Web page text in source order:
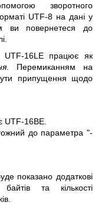
зворотного
UTF-8 на дані у
ви повернетеся до
16LE працює як
. Перемиканням на
припущення щодо
UTF-16BE.
до параметра "-
показано додаткові
та кількості